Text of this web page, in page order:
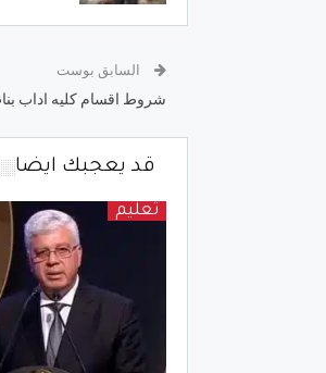
السابق بوست
شروط اقسام كليه اداب
قد يعجبك ايضا
تعليم